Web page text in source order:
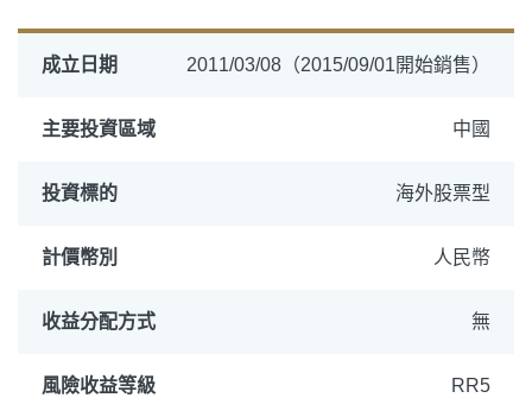
成立日期 2011/03/08（2015/09/01開始銷售）
主要投資區域 中國
投資標的 海外股票型
計價幣別 人民幣
收益分配方式 無
風險收益等級 RR5